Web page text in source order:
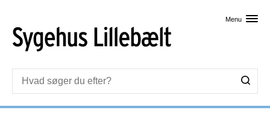
Menu